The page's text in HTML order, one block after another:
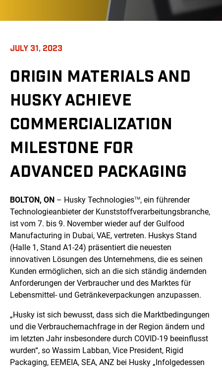
JULY 31, 2023
ORIGIN MATERIALS AND
HUSKY ACHIEVE
COMMERCIALIZATION
MILESTONE FOR
ADVANCED PACKAGING
BOLTON, ON – Husky TechnologiesTM, ein führender
Technologieanbieter der Kunststoffverarbeitungsbranche,
ist vom 7. bis 9. November wieder auf der Gulfood
Manufacturing in Dubai, VAE, vertreten. Huskys Stand
(Halle 1, Stand A1-24) präsentiert die neuesten
innovativen Lösungen des Unternehmens, die es seinen
Kunden ermöglichen, sich an die sich ständig ändernden
Anforderungen der Verbraucher und des Marktes für
Lebensmittel- und Getränkeverpackungen anzupassen.
„Husky ist sich bewusst, dass sich die Marktbedingungen
und die Verbrauchernachfrage in der Region ändern und
im letzten Jahr insbesondere durch COVID-19 beeinflusst
wurden“, so Wassim Labban, Vice President, Rigid
Packaging, EEMEIA, SEA, ANZ bei Husky „Infolgedessen